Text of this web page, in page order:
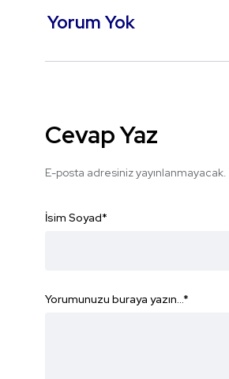
Yorum Yok
Cevap Yaz
E-posta adresiniz yayınlanmayacak.
İsim Soyad*
Yorumunuzu buraya yazın...*